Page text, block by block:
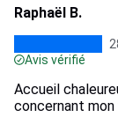
Raphaël B.
Avis vérifié
Accueil
concernant mon